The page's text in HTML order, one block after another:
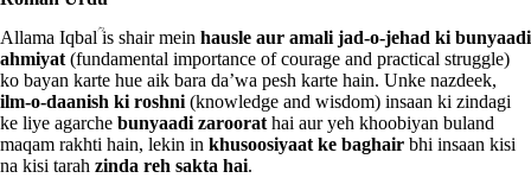
Allama Iqbalؒ is shair mein hausle aur amali jad-o-jehad ki bunyaadi
ahmiyat (fundamental importance of courage and practical struggle)
ko bayan karte hue aik bara da’wa pesh karte hain. Unke nazdeek,
ilm-o-daanish ki roshni (knowledge and wisdom) insaan ki zindagi
ke liye agarche bunyaadi zaroorat hai aur yeh khoobiyan buland
maqam rakhti hain, lekin in khusoosiyaat ke baghair bhi insaan kisi
na kisi tarah zinda reh sakta hai.